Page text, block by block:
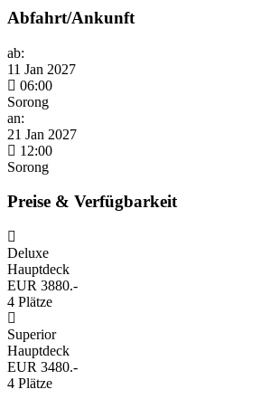
Abfahrt/Ankunft
ab:
11 Jan 2027
06:00
Sorong
an:
21 Jan 2027
12:00
Sorong
Preise & Verfügbarkeit
Deluxe
Hauptdeck
EUR 3880.-
4 Plätze
Superior
Hauptdeck
EUR 3480.-
4 Plätze